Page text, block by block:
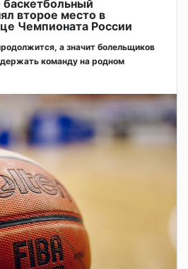
баскетбольный
второе место в
Чемпионата России
а значит болельщиков
команду на родном